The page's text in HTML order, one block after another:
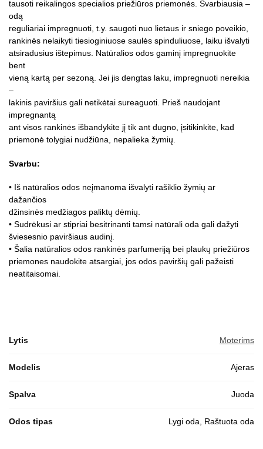
tausoti reikalingos specialios priežiūros priemonės. Svarbiausia –
odą
reguliariai impregnuoti, t.y. saugoti nuo lietaus ir sniego poveikio,
rankinės nelaikyti tiesioginiuose saulės spinduliuose, laiku išvalyti
atsiradusius ištepimus. Natūralios odos gaminį impregnuokite
bent
vieną kartą per sezoną. Jei jis dengtas laku, impregnuoti nereikia
–
lakinis paviršius gali netikėtai sureaguoti. Prieš naudojant
impregnantą
ant visos rankinės išbandykite jį tik ant dugno, įsitikinkite, kad
priemonė tolygiai nudžiūna, nepalieka žymių.
Svarbu:
• Iš natūralios odos neįmanoma išvalyti rašiklio žymių ar
dažančios
džinsinės medžiagos paliktų dėmių.
• Sudrėkusi ar stipriai besitrinanti tamsi natūrali oda gali dažyti
šviesesnio paviršiaus audinį.
• Šalia natūralios odos rankinės parfumeriją bei plaukų priežiūros
priemones naudokite atsargiai, jos odos paviršių gali pažeisti
neatitaisomai.
Lytis Moterims
Modelis Ajeras
Spalva Juoda
Odos tipas Lygi oda, Raštuota oda